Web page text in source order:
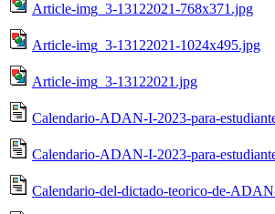
Article-img_3-13122021-768x371.jpg
Article-img_3-13122021-1024x495.jpg
Article-img_3-13122021.jpg
Calendario-ADAN-I-2023-para-
Calendario-ADAN-I-2023-para-
Calendario-del-dictado-teorico-de-